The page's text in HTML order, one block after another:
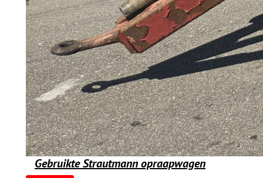
Gebruikte Strautmann opraapwagen